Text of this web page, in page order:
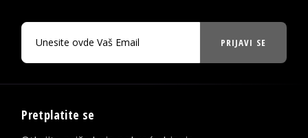
PRIJAVI SE
Pretplatite se